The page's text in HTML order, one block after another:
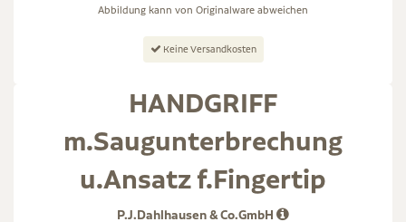
Abbildung kann von Originalware abweichen
Keine Versandkosten
HANDGRIFF
m.Saugunterbrechung
u.Ansatz f.Fingertip
P.J.Dahlhausen & Co.GmbH